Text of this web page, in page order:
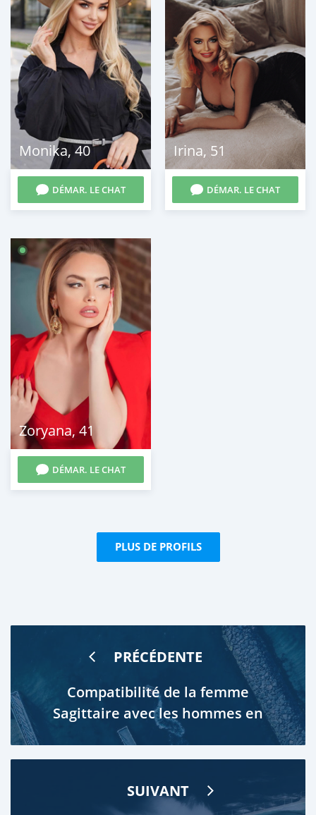
Monika, 40
DÉMAR. LE CHAT
Irina, 51
DÉMAR. LE CHAT
Zoryana,41
DÉMAR. LE CHAT
PLUS DE PROFILS
PRÉCÉDENTE
Compatibilité de la femme
Sagittaire avec les hommes en
amour
SUIVANT